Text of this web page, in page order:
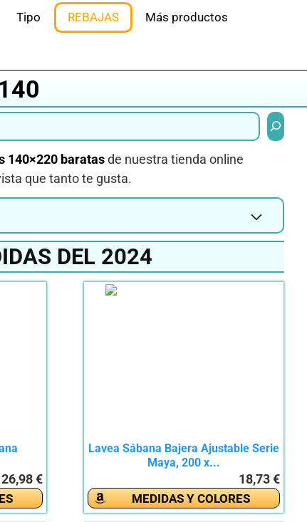
Tipo REBAJAS Más productos
Buscar
140×220 baratasde nuestra tienda online
que tanto te gusta.
DEL 2024
26,98 €
Lavea Sábana Bajera Ajustable Serie
Maya, 200 x...
18,73 €
MEDIDAS Y COLORES